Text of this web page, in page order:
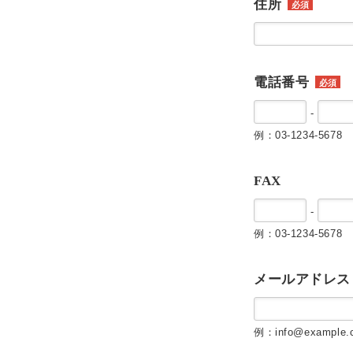
住所 必須
電話番号 必須
-
例：03-1234-5678
FAX
-
例：03-1234-5678
メールアドレス
例：